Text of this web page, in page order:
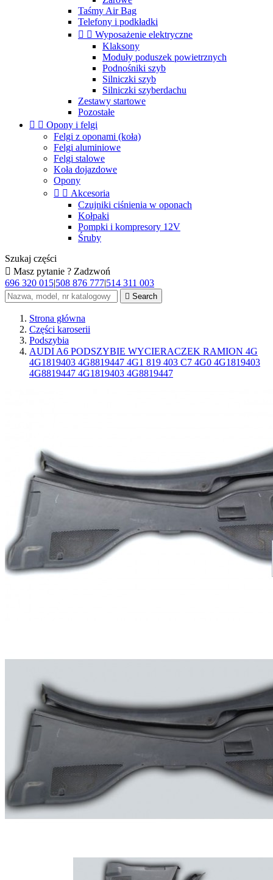
Taśmy Air Bag
Telefony i podkładki
  Wyposażenie elektryczne
Klaksony
Moduły poduszek powietrznych
Podnośniki szyb
Silniczki szyb
Silniczki szyberdachu
Zestawy startowe
Pozostałe
  Opony i felgi
Felgi z oponami (koła)
Felgi aluminiowe
Felgi stalowe
Koła dojazdowe
Opony
  Akcesoria
Czujniki ciśnienia w oponach
Kołpaki
Pompki i kompresory 12V
Śruby
Szukaj części
 Masz pytanie ? Zadzwoń
696 320 015|508 876 777|514 311 003
 Search
Strona główna
Części karoserii
Podszybia
AUDI A6 PODSZYBIE WYCIERACZEK RAMION 4G
4G1819403 4G8819447 4G1 819 403 C7 4G0 4G1819403
4G8819447 4G1819403 4G8819447